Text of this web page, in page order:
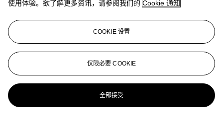
使用体验。欲了解更多资讯，请参阅我们的 Cookie 通知
COOKIE 设置
仅限必要 COOKIE
全部接受